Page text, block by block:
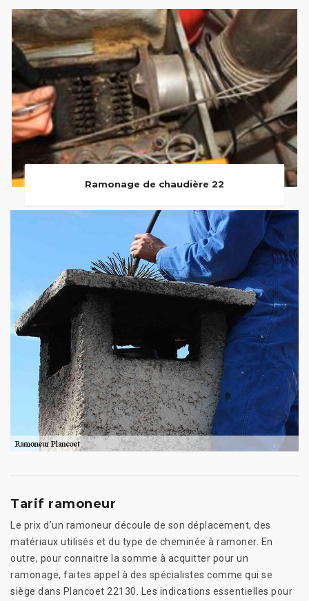
Ramonage de chaudière 22
Tarif ramoneur
Le prix d’un ramoneur découle de son déplacement, des
matériaux utilisés et du type de cheminée à ramoner. En
outre, pour connaitre la somme à acquitter pour un
ramonage, faites appel à des spécialistes comme qui se
siège dans Plancoet 22130. Les indications essentielles pour